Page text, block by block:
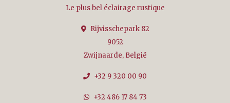
Le plus bel éclairage rustique
Rijvisschepark 82
9052
Zwijnaarde, België
+32 9 320 00 90
+32 486 17 84 73